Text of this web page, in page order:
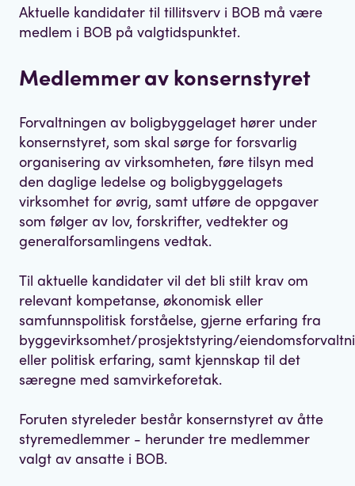
Aktuelle kandidater til tillitsverv i BOB må være
medlem i BOB på valgtidspunktet.
Medlemmer av konsernstyret
Forvaltningen av boligbyggelaget hører under
konsernstyret, som skal sørge for forsvarlig
organisering av virksomheten, føre tilsyn med
den daglige ledelse og boligbyggelagets
virksomhet for øvrig, samt utføre de oppgaver
som følger av lov, forskrifter, vedtekter og
generalforsamlingens vedtak.
Til aktuelle kandidater vil det bli stilt krav om
relevant kompetanse, økonomisk eller
samfunnspolitisk forståelse, gjerne erfaring fra
byggevirksomhet/prosjektstyring/
eller politisk erfaring, samt kjennskap til det
særegne med samvirkeforetak.
Foruten styreleder består konsernstyret av åtte
styremedlemmer - herunder tre medlemmer
valgt av ansatte i BOB.